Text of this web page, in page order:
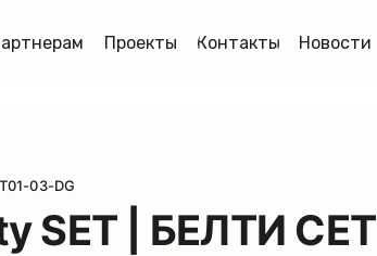
Контакты Новости
Проекты
03-DG
SET | БЕЛТИ СЕТ